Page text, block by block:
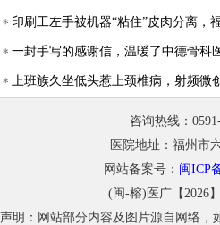
印刷工左手被机器“粘住”皮肉分离，
一封手写的感谢信，温暖了中德骨科
上班族久坐低头惹上颈椎病，射频微
咨询热线：
医院地址：福州市
网站备案号： 闽ICP
(闽-榕)医广【2026
声明：网站部分内容及图片源自网络，